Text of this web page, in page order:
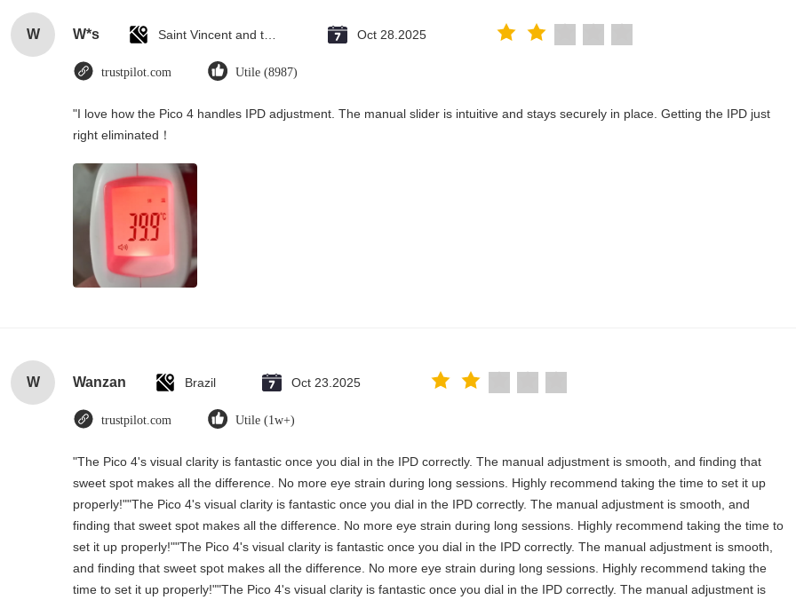
W W*s Oct 28.2025
trustpilot.com Utile (8987)
"I love how the Pico 4 handles IPD adjustment. The manual slider is intuitive and stays securely in place. Getting the IPD just
right eliminated！
W Wanzan Brazil Oct 23.2025
trustpilot.com Utile (1w+)
"The Pico 4's visual clarity is fantastic once you dial in the IPD correctly. The manual adjustment is smooth, and finding that
sweet spot makes all the difference. No more eye strain during long sessions. Highly recommend taking the time to set it up
properly!""The Pico 4's visual clarity is fantastic once you dial in the IPD correctly. The manual adjustment is smooth, and
finding that sweet spot makes all the difference. No more eye strain during long sessions. Highly recommend taking the time to
set it up properly!""The Pico 4's visual clarity is fantastic once you dial in the IPD correctly. The manual adjustment is smooth,
and finding that sweet spot makes all the difference. No more eye strain during long sessions. Highly recommend taking the
time to set it up properly!""The Pico 4's visual clarity is fantastic once you dial in the IPD correctly. The manual adjustment is